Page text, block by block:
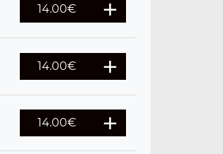
14.00€
14.00€
14.00€